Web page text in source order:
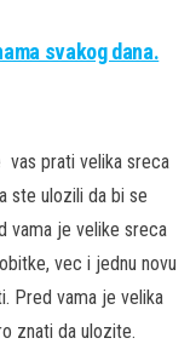
svakog dana.
vas prati velika sreca
ste ulozili da bi se
vama je velike sreca
vec i jednu novu
Pred vama je velika
znati da ulozite.